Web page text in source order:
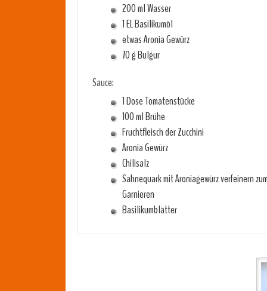
200 ml Wasser
1 EL Basilikumöl
etwas Aronia Gewürz
70 g Bulgur
Sauce:
1 Dose Tomatenstücke
100 ml Brühe
Fruchtfleisch der Zucchini
Aronia Gewürz
Chilisalz
Sahnequark mit Aroniagewürz verfeinern
Garnieren
Basilikumblätter